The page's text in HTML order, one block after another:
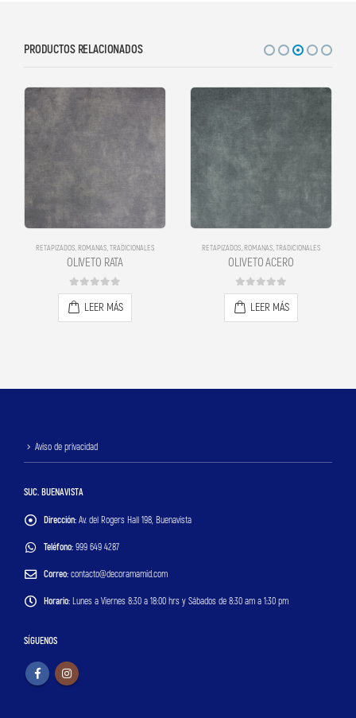
PRODUCTOS RELACIONADOS
RETAPIZADOS, ROMANAS,TRADICIONALES
OLIVETO RATA
0out of 5
LEER MÁS
RETAPIZADOS, ROMANAS,TRADICIONALES
OLIVETO ACERO
0out of 5
LEER MÁS
Aviso de privacidad
SUC. BUENAVISTA
Dirección: Av. del Rogers Hall 198, Buenavista
Teléfono: 999 649 4287
Correo: contacto@decoramamid.com
Horario: Lunes a Viernes 8:30 a 18:00 hrs y Sábados de 8:30 am a 1:30 pm
SÍGUENOS